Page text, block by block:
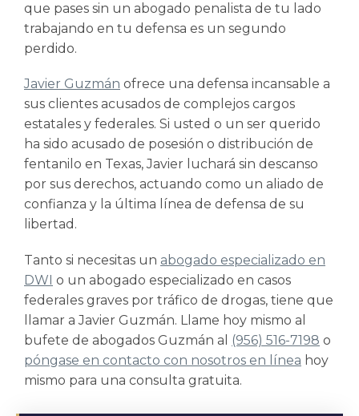
que pases sin un abogado penalista de tu lado
trabajando en tu defensa es un segundo
perdido.
Javier Guzmán ofrece una defensa incansable a
sus clientes acusados de complejos cargos
estatales y federales. Si usted o un ser querido
ha sido acusado de posesión o distribución de
fentanilo en Texas, Javier luchará sin descanso
por sus derechos, actuando como un aliado de
confianza y la última línea de defensa de su
libertad.
Tanto si necesitas un abogado especializado en
DWI o un abogado especializado en casos
federales graves por tráfico de drogas, tiene que
llamar a Javier Guzmán. Llame hoy mismo al
bufete de abogados Guzmán al
(956) 516-7198 o
póngase en contacto con nosotros en línea hoy
mismo para una consulta gratuita.